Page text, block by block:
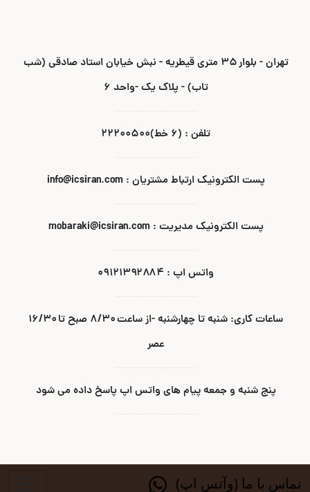
تماس با ما (وآتس اپ)
تهران - بلوار ۳۵ متری قیطریه - نبش خیابان استاد صادقی (شب
تاب) - پلاک یک -واحد ۶
تلفن : (۶ خط)۲۲۲۰۰۵۰۰
پست الکترونیک ارتباط مشتریان : info@icsiran.com
پست الکترونیک مدیریت : mobaraki@icsiran.com
واتس اپ : ۰۹۱۲۱۳۹۲۸۸۴
ساعات کاری: شنبه تا چهارشنبه -از ساعت ۸/۳۰ صبح تا ۱۶/۳۰
عصر
پنج شنبه و جمعه پیام های واتس اپ پاسخ داده می شود